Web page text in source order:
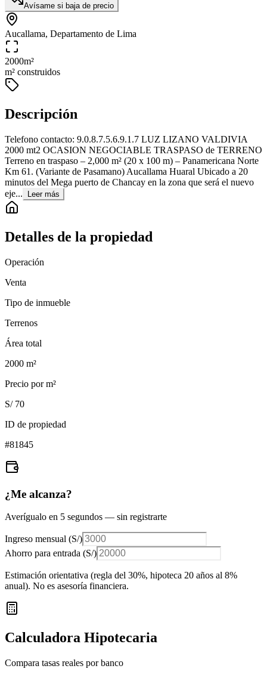
Avísame si baja de precio
Aucallama, Departamento de Lima
2000m²
m² construidos
Descripción
Telefono contacto: 9.0.8.7.5.6.9.1.7 LUZ LIZANO VALDIVIA
2000 mt2 OCASION NEGOCIABLE TRASPASO de TERRENO
Terreno en traspaso – 2,000 m² (20 x 100 m) – Panamericana Norte
Km 61. (Variante de Pasamano) Aucallama Huaral Ubicado a 20
minutos del Mega puerto de Chancay en la zona que será el nuevo
eje...
Leer más
Detalles de la propiedad
Operación
Venta
Tipo de inmueble
Terrenos
Área total
2000 m²
Precio por m²
S/ 70
ID de propiedad
#81845
¿Me alcanza?
Averígualo en 5 segundos — sin registrarte
Ingreso mensual (S/)
Ahorro para entrada (S/)
Estimación orientativa (regla del 30%, hipoteca 20 años al 8%
anual). No es asesoría financiera.
Calculadora Hipotecaria
Compara tasas reales por banco